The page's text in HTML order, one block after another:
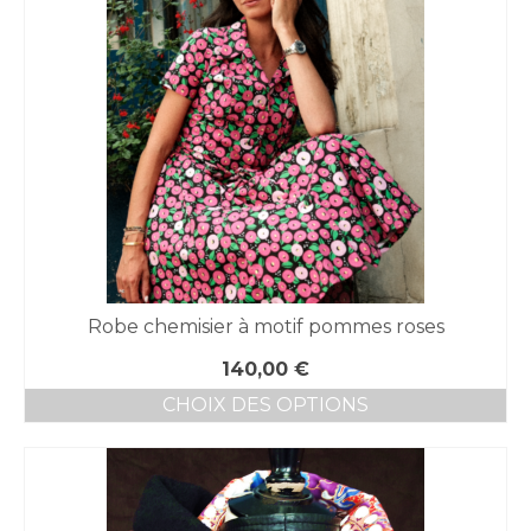
Robe chemisier à motif pommes roses
140,00 €
CHOIX DES OPTIONS
produit
a
plusieurs